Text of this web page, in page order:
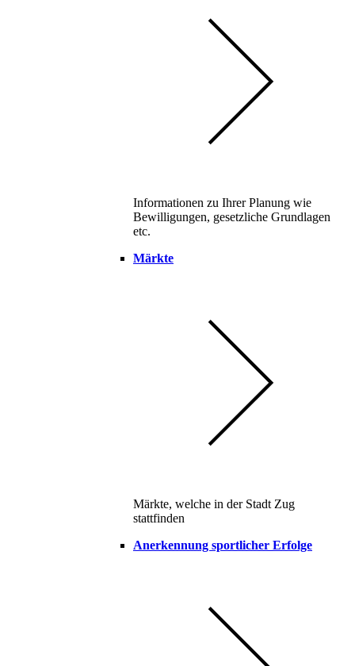
Informationen zu Ihrer Planung wie
Bewilligungen, gesetzliche Grundlagen
etc.
Märkte
Märkte, welche in der Stadt Zug
stattfinden
Anerkennung sportlicher Erfolge